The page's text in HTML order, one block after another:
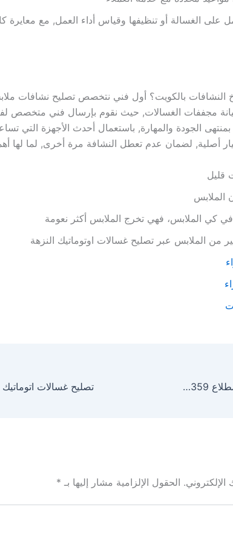
على الغسالة أو تنظيفها وقياس أداء العمل, مع معايرة
بالكويت؟ أول فني نتخصص تصليح نشافات
مجففات الغسالات, حيث نقوم بإرسال فني متخصص
الجودة والمهارة, باستعمال أحدث الأجهزة التي
أصلية, لضمان عدم تعطل النشافة مرة أخرى, لما لها
قليل
الملابس
في كي الملابس، فهي تخرج الملابس أكثر نعومة
من الملابس عبر تصليح غسالات اوتوماتيك النزهة
تصليح غسالات اتوماتيك المطلاع 51535359 صيانة غسالات المطلاع
الحقول الإلزامية مشار إليها بـ *